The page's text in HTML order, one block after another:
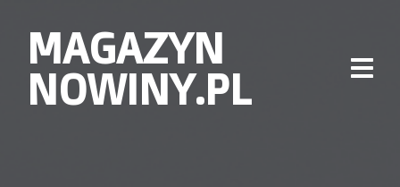
MAGAZYN
NOWINY.PL